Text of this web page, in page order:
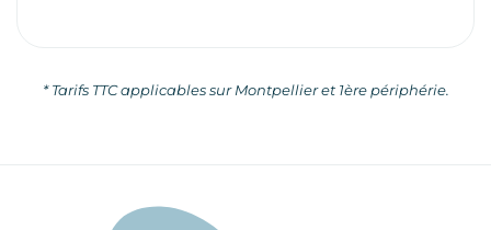
* Tarifs TTC applicables sur Montpellier et 1ère périphérie.